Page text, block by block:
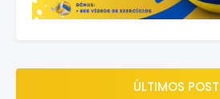
ÚLTIMOS